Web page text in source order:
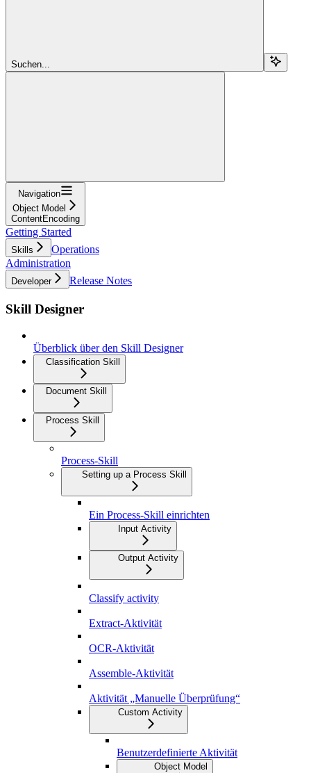
Suchen...
Navigation
Object Model
ContentEncoding
Getting Started
Skills
Operations
Administration
Developer Release Notes
Skill Designer
Überblick über den Skill Designer
Classification Skill
Document Skill
Process Skill
Process-Skill
Setting up a Process Skill
Ein Process-Skill einrichten
Input Activity
Output Activity
Classify activity
Extract-Aktivität
OCR-Aktivität
Assemble-Aktivität
Aktivität „Manuelle Überprüfung“
Custom Activity
Benutzerdefinierte Aktivität
Object Model